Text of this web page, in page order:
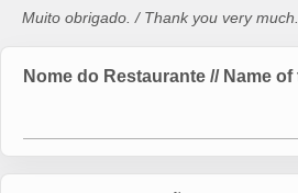
Muito obrigado. / Thank you very much.
Nome do Restaurante // Name